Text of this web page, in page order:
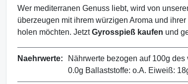
Wer mediterranen Genuss liebt, wird von
überzeugen mit ihrem würzigen Aroma und
holen möchten. JetztGyrosspieß kaufen und
Naehrwerte:
Nährwerte bezogen auf 100g
0.0g Ballaststoffe: o.A. Eiweiß: